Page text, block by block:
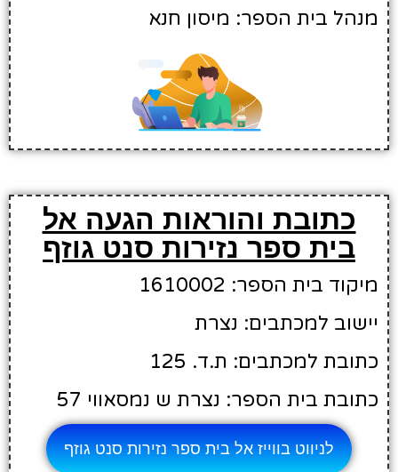
מנהל בית הספר: מיסון חנא
כתובת והוראות הגעה אל
בית ספר נזירות סנט גוזף
מיקוד בית הספר: 1610002
יישוב למכתבים: נצרת
כתובת למכתבים: ת.ד. 125
כתובת בית הספר: נצרת ש נמסאווי 57
לניווט בווייז אל בית ספר נזירות סנט גוזף